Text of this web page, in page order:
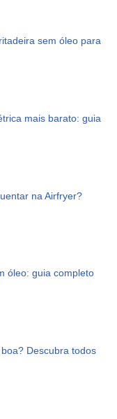
sem óleo para
mais barato: guia
na Airfryer?
óleo: guia completo
Descubra todos